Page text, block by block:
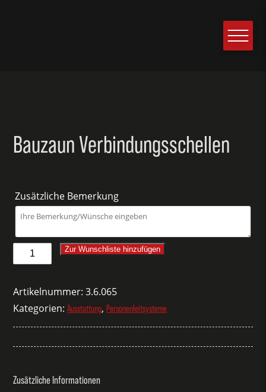
Bauzaun Verbindungsschellen
Zusätzliche Bemerkung
Bauzaun
Verbindungsschellen
Zur Wunschliste hinzufügen
Artikelnummer:3.6.065
Kategorien:Ausstattung,Personenleitsysteme
Zusätzliche Informationen